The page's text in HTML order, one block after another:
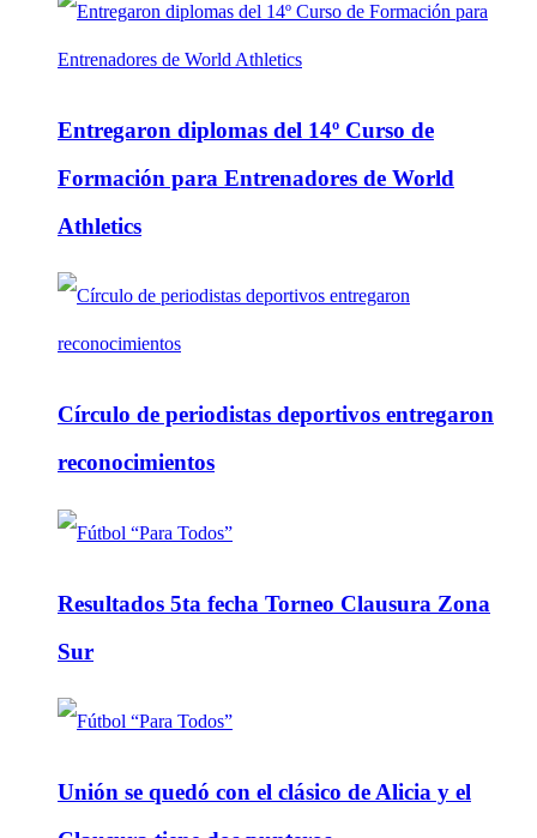
Entregaron diplomas del 14º Curso de
Formación para Entrenadores de World
Athletics
Círculo de periodistas deportivos entregaron
reconocimientos
Resultados 5ta fecha Torneo Clausura Zona
Sur
Unión se quedó con el clásico de Alicia y el